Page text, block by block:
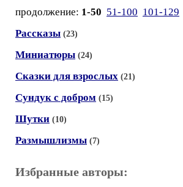
продолжение: 1-50 51-100 101-129
Рассказы (23)
Миниатюры (24)
Сказки для взрослых (21)
Сундук с добром (15)
Шутки (10)
Размышлизмы (7)
Избранные авторы: